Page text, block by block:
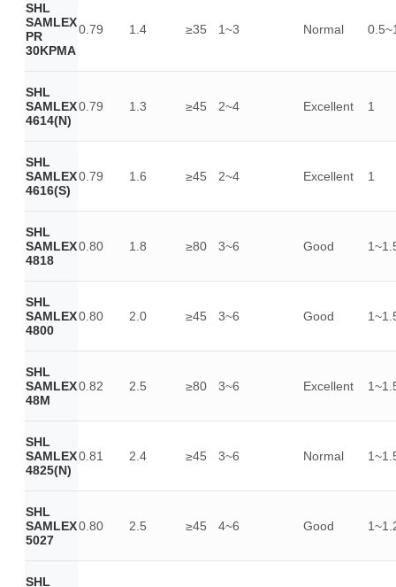
SHL
SAMLEX
PR
30KPMA
0.79 1.4 ≥35 1~3 Normal
SHL
SAMLEX
4614(N)
0.79 1.3 ≥45 2~4 Excellent 1
SHL
SAMLEX
4616(S)
0.79 1.6 ≥45 2~4 Excellent 1
SHL
SAMLEX
4818
0.80 1.8 ≥80 3~6 Good
SHL
SAMLEX
4800
0.80 2.0 ≥45 3~6 Good
SHL
SAMLEX
48M
0.82 2.5 ≥80 3~6 Excellent
SHL
SAMLEX
4825(N)
0.81 2.4 ≥45 3~6 Normal
SHL
SAMLEX
5027
0.80 2.5 ≥45 4~6 Good
SHL